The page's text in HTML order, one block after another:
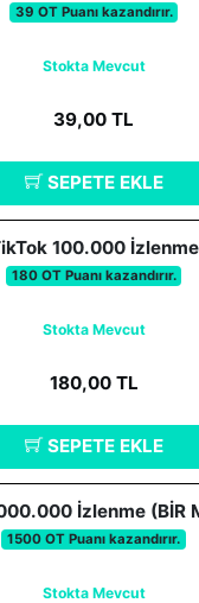
39 OT Puanı kazandırır.
Stokta Mevcut
39,00 TL
SEPETE EKLE
100.000 İzlenme
180 OT Puanı kazandırır.
Stokta Mevcut
180,00 TL
SEPETE EKLE
İzlenme (BİR
1500 OT Puanı kazandırır.
Stokta Mevcut